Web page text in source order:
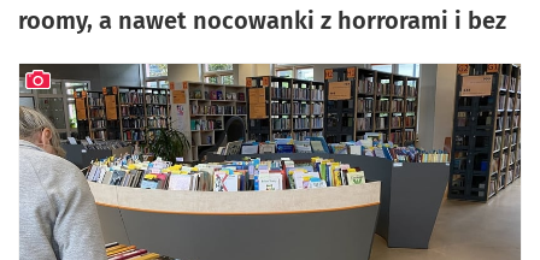
roomy, a nawet nocowanki z horrorami i bez